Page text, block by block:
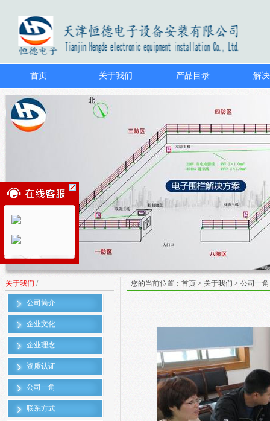
首页 关于我们 产品目录 解
关于我们 /
公司简介
企业文化
企业理念
资质认证
公司一角
联系方式
· 您的当前位置： 首页 > 关于我们 > 公司一角